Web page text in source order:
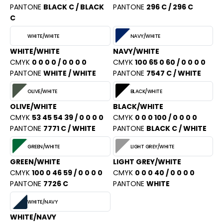
SHIRT
SHIRT
PROFESSIONNELLE
- BLOUSON
COOL
HOODS
T'S
SERIE
PANTONE BLACK C / BLACK
C
PANTONE 296 C / 296 C
WHITE/WHITE
WHITE/WHITE
CMYK 0 0 0 0 / 0 0 0 0
PANTONE WHITE / WHITE
NAVY/WHITE
NAVY/WHITE
CMYK 100 65 0 60 / 0 0 0 0
PANTONE 7547 C / WHITE
OLIVE/WHITE
OLIVE/WHITE
CMYK 53 45 54 39 / 0 0 0 0
PANTONE 7771 C / WHITE
BLACK/WHITE
BLACK/WHITE
CMYK 0 0 0 100 / 0 0 0 0
PANTONE BLACK C / WHITE
GREEN/WHITE
GREEN/WHITE
CMYK 100 0 46 59 / 0 0 0 0
PANTONE 7726 C
LIGHT GREY/WHITE
LIGHT GREY/WHITE
CMYK 0 0 0 40 / 0 0 0 0
PANTONE WHITE
WHITE/NAVY
WHITE/NAVY